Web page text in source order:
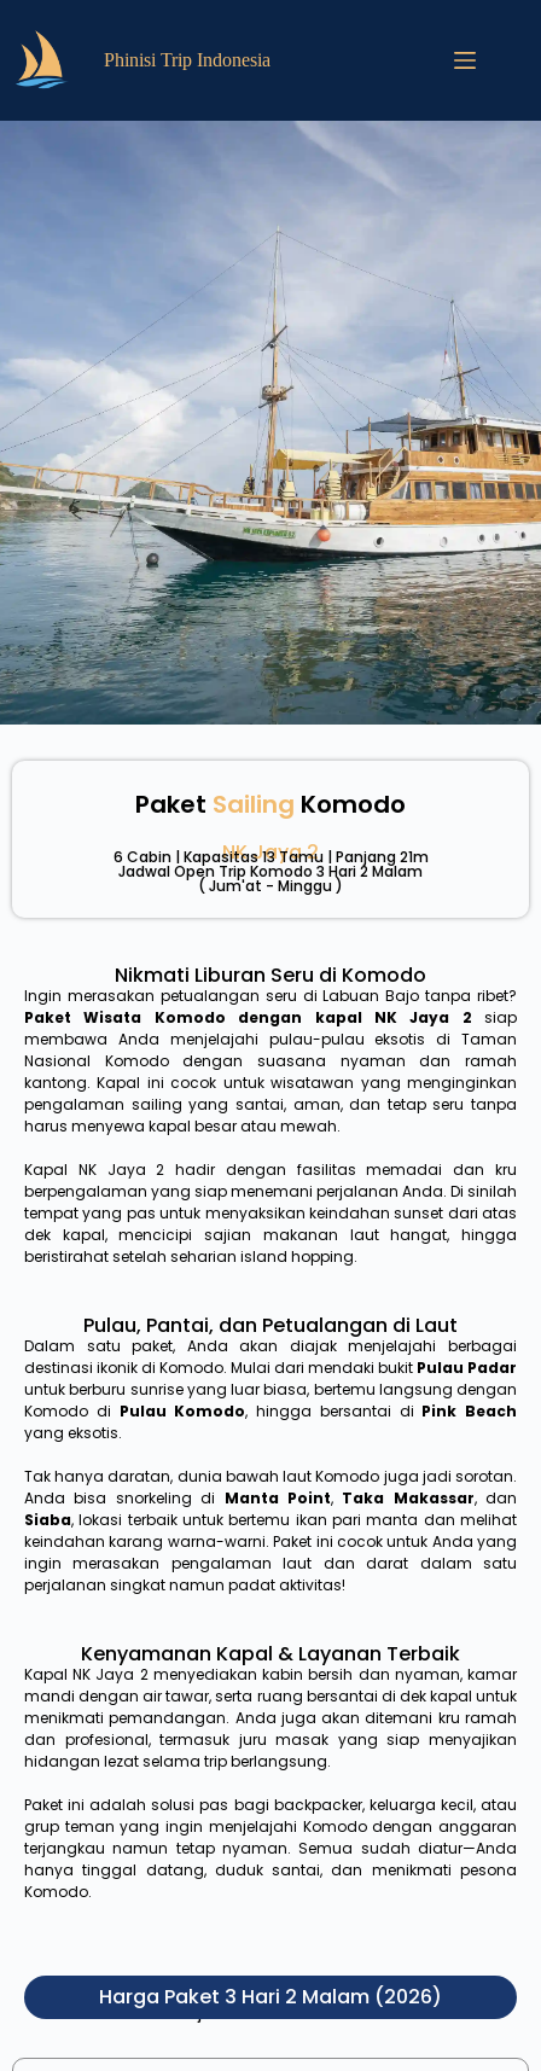
Phinisi Trip Indonesia
Paket Sailing Komodo
NK Jaya 2
6 Cabin | Kapasitas 13 Tamu | Panjang 21m
Jadwal Open Trip Komodo 3 Hari 2 Malam
( Jum'at - Minggu )
Nikmati Liburan Seru di Komodo
Ingin merasakan petualangan seru di Labuan Bajo tanpa ribet?
Paket Wisata Komodo dengan kapal NK Jaya 2 siap
membawa Anda menjelajahi pulau-pulau eksotis di Taman
Nasional Komodo dengan suasana nyaman dan ramah
kantong. Kapal ini cocok untuk wisatawan yang menginginkan
pengalaman sailing yang santai, aman, dan tetap seru tanpa
harus menyewa kapal besar atau mewah.
Kapal NK Jaya 2 hadir dengan fasilitas memadai dan kru
berpengalaman yang siap menemani perjalanan Anda. Di sinilah
tempat yang pas untuk menyaksikan keindahan sunset dari atas
dek kapal, mencicipi sajian makanan laut hangat, hingga
beristirahat setelah seharian island hopping.
Pulau, Pantai, dan Petualangan di Laut
Dalam satu paket, Anda akan diajak menjelajahi berbagai
destinasi ikonik di Komodo. Mulai dari mendaki bukit Pulau Padar
untuk berburu sunrise yang luar biasa, bertemu langsung dengan
Komodo di Pulau Komodo, hingga bersantai di Pink Beach
yang eksotis.
Tak hanya daratan, dunia bawah laut Komodo juga jadi sorotan.
Anda bisa snorkeling di Manta Point, Taka Makassar, dan
Siaba, lokasi terbaik untuk bertemu ikan pari manta dan melihat
keindahan karang warna-warni. Paket ini cocok untuk Anda yang
ingin merasakan pengalaman laut dan darat dalam satu
perjalanan singkat namun padat aktivitas!
Kenyamanan Kapal & Layanan Terbaik
Kapal NK Jaya 2 menyediakan kabin bersih dan nyaman, kamar
mandi dengan air tawar, serta ruang bersantai di dek kapal untuk
menikmati pemandangan. Anda juga akan ditemani kru ramah
dan profesional, termasuk juru masak yang siap menyajikan
hidangan lezat selama trip berlangsung.
Paket ini adalah solusi pas bagi backpacker, keluarga kecil, atau
grup teman yang ingin menjelajahi Komodo dengan anggaran
terjangkau namun tetap nyaman. Semua sudah diatur—Anda
hanya tinggal datang, duduk santai, dan menikmati pesona
Komodo.
Harga Paket 3 Hari 2 Malam (2026)